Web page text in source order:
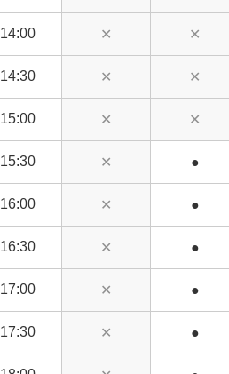
14:00 ✕ ✕
14:30 ✕ ✕
15:00 ✕ ✕
15:30 ✕ ●
16:00 ✕ ●
16:30 ✕ ●
17:00 ✕ ●
17:30 ✕ ●